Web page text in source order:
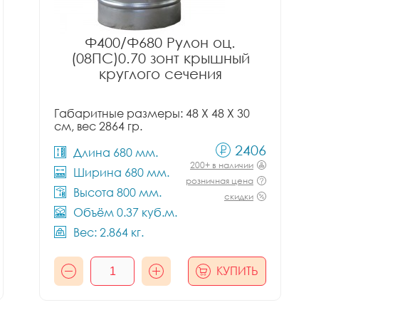
Ф400/Ф680 Рулон оц.
(08ПС)0.70 зонт крышный
круглого сечения
Габаритные размеры: 48 X 48 X 30
см, вес 2864 гр.
Длина 680 мм.
Ширина 680 мм.
Высота 800 мм.
Объём 0.37 куб.м.
Вес: 2.864 кг.
2406
200+ в наличии
розничная цена
скидки
КУПИТЬ